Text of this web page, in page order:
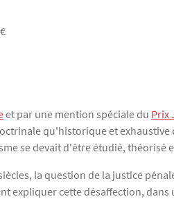
et par une mention spéciale du Prix
qu'historique et
se devait d'être étudié, théorisé
siècles, la question de la justice
expliquer cette désaffection,